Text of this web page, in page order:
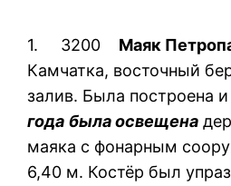
1. 3200 Маяк
Камчатка, восточный
залив. Была построена и
года была освещена
маяка с фонарным
6,40 м. Костёр был